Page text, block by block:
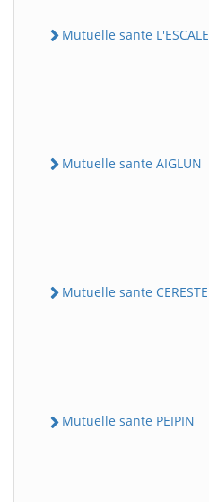
Mutuelle sante L'ESCALE
Mutuelle sante AIGLUN
Mutuelle sante CERESTE
Mutuelle sante PEIPIN